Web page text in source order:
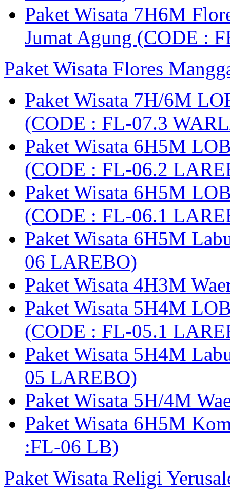
Paket Wisata 7H6M
Jumat Agung (CODE :
Paket Wisata Flores
Paket Wisata 7H/6M
(CODE : FL-07.3
Paket Wisata 6H5M
(CODE : FL-06.2
Paket Wisata 6H5M
(CODE : FL-06.1
Paket Wisata 6H5M
06 LAREBO)
Paket Wisata 4H3M
Paket Wisata 5H4M
(CODE : FL-05.1
Paket Wisata 5H4M
05 LAREBO)
Paket Wisata 5H/4M
Paket Wisata 6H5M
:FL-06 LB)
Paket Wisata Religi